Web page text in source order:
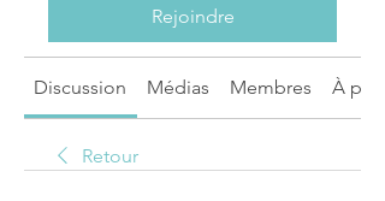
Rejoindre
Discussion Médias Membres À
Retour